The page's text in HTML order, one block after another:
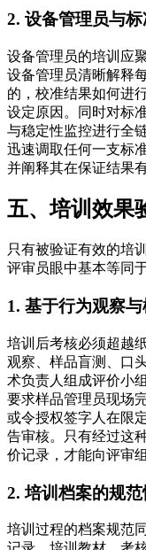
2. 设备管理员与
设备管理员的培训应
设备管理员清晰解释
的，校准结果如何进
设定原因。同时对标
与稳定性监控进行全
迅速调取任何一支标
并阐释其在保证结果
五、培训效果
只有被验证有效的培
评审员眼中基本等同
1. 基于行为观察
培训后考核必须超越
观察、样品盲测、口
术负责人组成评价小
要求样品管理员现场
或令授权签字人在限
告审核。只有经过这
价记录，才能向评审
2. 培训档案的规
培训过程的档案规范